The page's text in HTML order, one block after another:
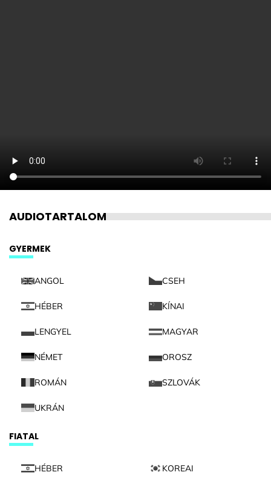
AUDIOTARTALOM
GYERMEK
ANGOL CSEH
HÉBER KÍNAI
LENGYEL MAGYAR
NÉMET OROSZ
ROMÁN SZLOVÁK
UKRÁN
FIATAL
HÉBER KOREAI